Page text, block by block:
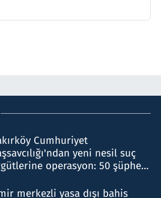
Cumhuriyet
yeni nesil suç
operasyon: 50 şüpheli
merkezli yasa dışı bahis